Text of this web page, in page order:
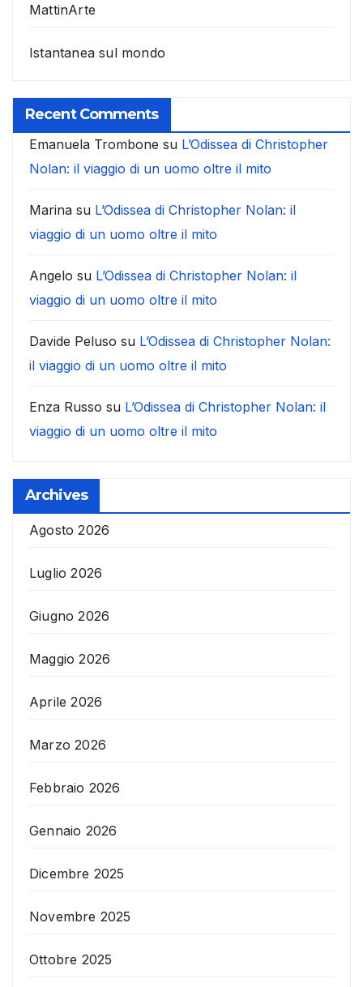
MattinArte
Istantanea sul mondo
Recent Comments
Emanuela Trombone su L’Odissea di Christopher
Nolan: il viaggio di un uomo oltre il mito
Marina su L’Odissea di Christopher Nolan: il
viaggio di un uomo oltre il mito
Angelo su L’Odissea di Christopher Nolan: il
viaggio di un uomo oltre il mito
Davide Peluso su L’Odissea di Christopher Nolan:
il viaggio di un uomo oltre il mito
Enza Russo su L’Odissea di Christopher Nolan: il
viaggio di un uomo oltre il mito
Archives
Agosto 2026
Luglio 2026
Giugno 2026
Maggio 2026
Aprile 2026
Marzo 2026
Febbraio 2026
Gennaio 2026
Dicembre 2025
Novembre 2025
Ottobre 2025